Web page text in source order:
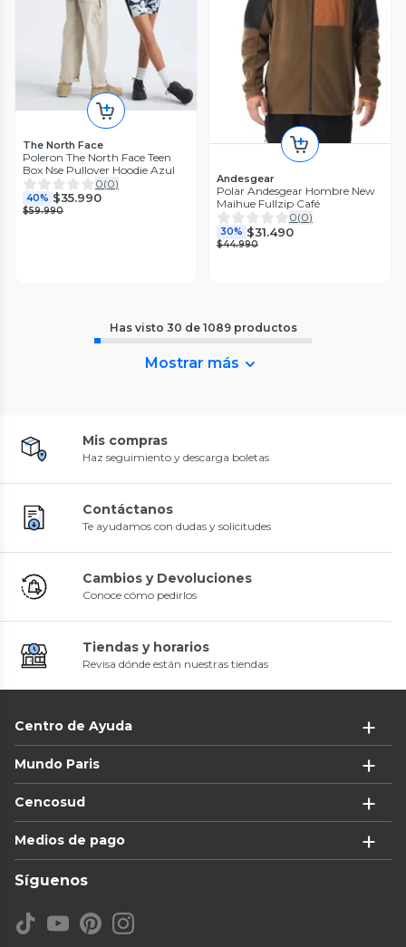
The North Face
Poleron The North Face Teen
Box Nse Pullover Hoodie Azul
0(0)
40% $35.990
$59.990
Andesgear
Polar Andesgear Hombre New
Maihue Fullzip Café
0(0)
30% $31.490
$44.990
Has visto 30 de 1089 productos
Mostrar más
Mis compras
Haz seguimiento y descarga boletas
Contáctanos
Te ayudamos con dudas y solicitudes
Cambios y Devoluciones
Conoce cómo pedirlos
Tiendas y horarios
Revisa dónde están nuestras tiendas
Centro de Ayuda
Mundo Paris
Cencosud
Medios de pago
Síguenos